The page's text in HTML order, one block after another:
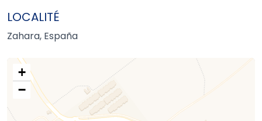
LOCALITÉ
Zahara, España
+
−